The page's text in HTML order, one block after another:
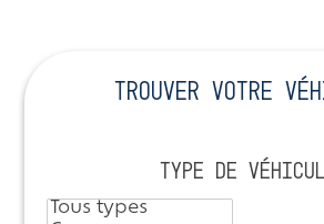
Trouver votre
TYPE DE